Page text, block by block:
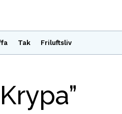
Tak Friluftsliv